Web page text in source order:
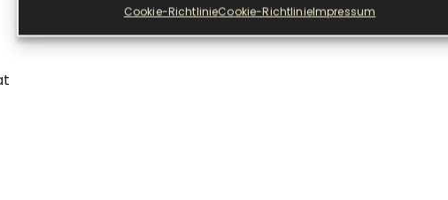
Cookie-RichtlinieCookie-RichtlinieImpressum